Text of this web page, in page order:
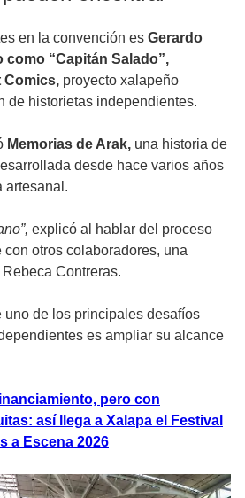
en la convención es Gerardo
como “Capitán Salado”,
Comics, proyecto xalapeño
de historietas independientes.
Memorias de Arak, una historia de
desde hace varios años
artesanal.
explicó al hablar del proceso
otros colaboradores, una
Contreras.
uno de los principales desafíos
es ampliar su alcance
pero con
así llega a Xalapa el Festival
a Escena 2026